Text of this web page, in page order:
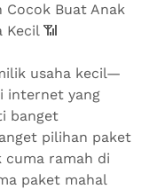
Cocok Buat Anak
Kecil 📶
usaha kecil—
internet yang
banget
pilihan paket
cuma ramah di
paket mahal